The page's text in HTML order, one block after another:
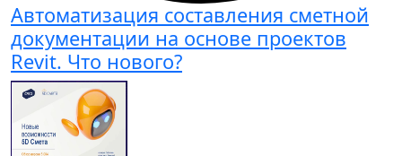
Автоматизация составления сметной
документации на основе проектов
Revit. Что нового?